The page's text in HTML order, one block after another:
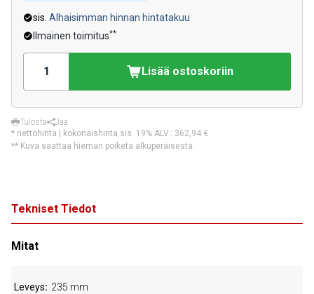
sis. Alhaisimman hinnan hintatakuu
Ilmainen toimitus**
Lisää ostoskoriin
Tulosta
Jaa
* nettohinta | kokonaishinta sis. 19% ALV.: 362,94 €
** Kuva saattaa hieman poiketa alkuperäisestä.
Tekniset Tiedot
Mitat
Leveys 235 mm